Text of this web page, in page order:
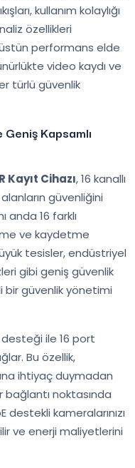
kullanım kolaylığı
özellikleri
performans elde
video kaydı ve
türlü güvenlik
Kapsamlı
Kayıt Cihazı, 16 kanallı
güvenliğini
anda 16 farklı
ve kaydetme
tesisler, endüstriyel
gibi geniş güvenlik
bir güvenlik yönetimi
ile 16 port
Bu özellik,
ihtiyaç duymadan
bağlantı noktasında
destekli kameralarınızı
ve enerji maliyetlerini